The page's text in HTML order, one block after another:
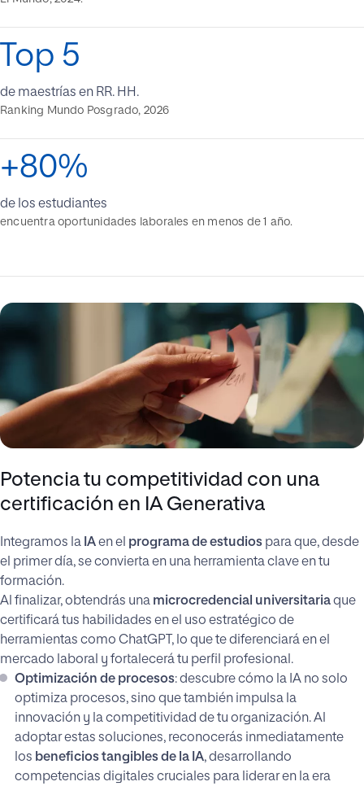
Top 5
de maestrías en RR. HH.
Ranking Mundo Posgrado, 2026
+80%
de los estudiantes
encuentra oportunidades laborales en menos de 1 año.
Potencia tu competitividad con una
certificación en IA Generativa
Integramos la IAen el programa de estudios para que, desde
el primer día, se convierta en una herramienta clave en tu
formación.
Al finalizar, obtendrás una microcredencial universitariaque
certificará tus habilidades en el uso estratégico de
herramientas como ChatGPT, lo que te diferenciará en el
mercado laboral y fortalecerá tu perfil profesional.
Optimización de procesos: descubre cómo la IA no solo
optimiza procesos, sino que también impulsa la
innovación y la competitividad de tu organización. Al
adoptar estas soluciones, reconocerás inmediatamente
los beneficios tangibles de la IA, desarrollando
competencias digitales cruciales para liderar en la era